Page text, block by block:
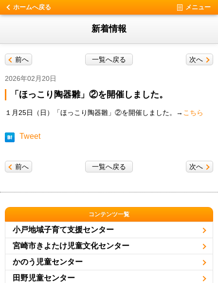
ホームへ戻る メニュー
新着情報
次へ
前へ 一覧へ戻る
2026年02月20日
「ほっこり陶器雛」②を開催しました。
１月25日（日）「ほっこり陶器雛」②を開催しました。→ こちら
Tweet
次へ
前へ 一覧へ戻る
コンテンツ一覧
小戸地域子育て支援センター
宮崎市きよたけ児童文化センター
かのう児童センター
田野児童センター